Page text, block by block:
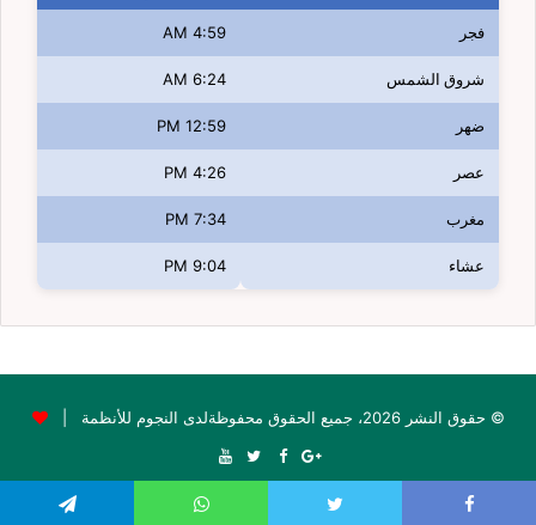
فجر 4:59 AM
شروق الشمس 6:24 AM
ضهر 12:59 PM
عصر 4:26 PM
مغرب 7:34 PM
عشاء 9:04 PM
© حقوق النشر 2026، جميع الحقوق محفوظةلدى النجوم للأنظمة |